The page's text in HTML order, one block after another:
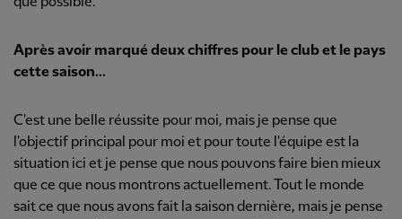
Après avoir marqué deux chiffres pour le club et le pays
cette saison...
C'est une belle réussite pour moi, mais je pense que
l'objectif principal pour moi et pour toute l'équipe est la
situation ici et je pense que nous pouvons faire bien mieux
que ce que nous montrons actuellement. Tout le monde
sait ce que nous avons fait la saison dernière, mais je pense